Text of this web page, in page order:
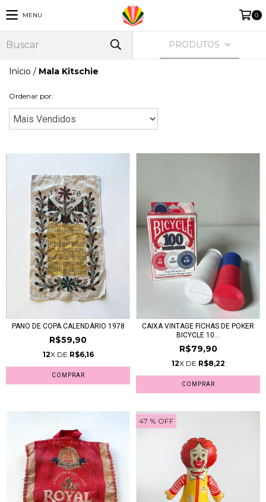
MENU 0
PRODUTOS
Início / Mala Kitschie
Ordenar por:
PANO DE COPA CALENDÁRIO 1978
R$59,90
12X DE R$6,16
CAIXA VINTAGE FICHAS DE POKER
BICYCLE 10...
R$79,90
12X DE R$8,22
47 % OFF